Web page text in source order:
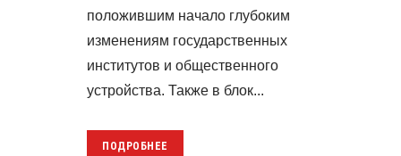
положившим начало глубоким
изменениям государственных
институтов и общественного
устройства. Также в блок...
ПОДРОБНЕЕ